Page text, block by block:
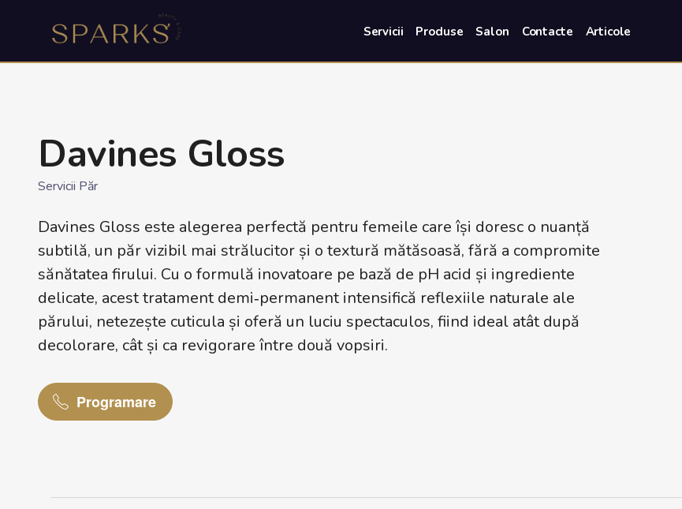
Servicii Produse Salon Contacte Articole
Davines Gloss
Servicii Păr
Davines Gloss este alegerea perfectă pentru femeile care își doresc o nuanță
subtilă, un păr vizibil mai strălucitor și o textură mătăsoasă, fără a compromite
sănătatea firului. Cu o formulă inovatoare pe bază de pH acid și ingrediente
delicate, acest tratament demi‑permanent intensifică reflexiile naturale ale
părului, netezește cuticula și oferă un luciu spectaculos, fiind ideal atât după
decolorare, cât și ca revigorare între două vopsiri.
Programare